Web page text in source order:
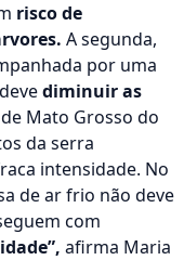
risco de
A segunda,
por uma
diminuir as
Mato Grosso do
da serra
intensidade. No
de ar frio não deve
com
afirma Maria